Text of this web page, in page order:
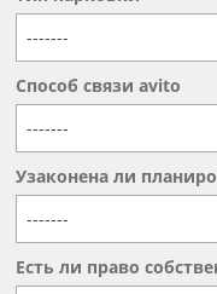
-------
Способ связи avito
-------
Узаконена ли
-------
Есть ли право